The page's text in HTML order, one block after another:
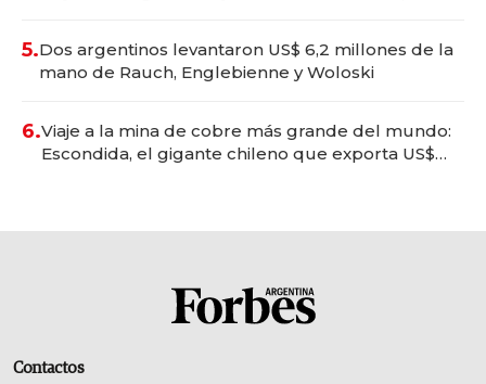
5.Dos argentinos levantaron US$ 6,2 millones de la
mano de Rauch, Englebienne y Woloski
6.Viaje a la mina de cobre más grande del mundo:
Escondida, el gigante chileno que exporta US$
Contactos